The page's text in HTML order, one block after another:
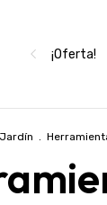
¡Oferta!
.